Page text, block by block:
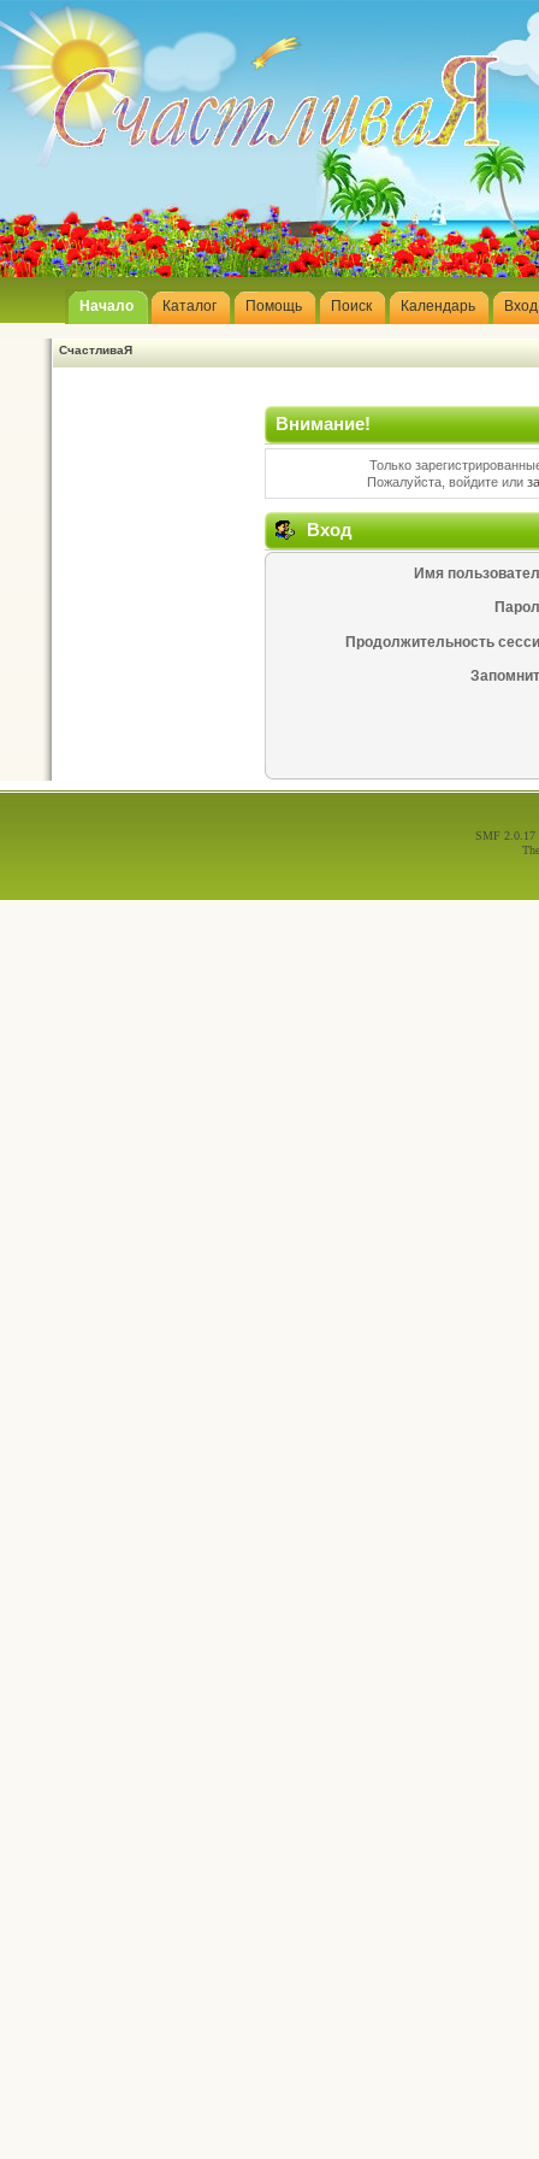
Начало Каталог Помощь Поиск Календарь Вход
СчастливаЯ
Внимание!
Только
Пожалуйста, войдите или
Вход
Имя
Продолжительность
SMF 2.0.17